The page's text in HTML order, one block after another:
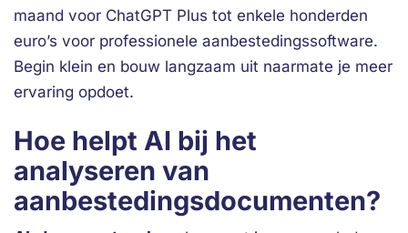
maand voor ChatGPT Plus tot enkele honderden
euro’s voor professionele aanbestedingssoftware.
Begin klein en bouw langzaam uit naarmate je meer
ervaring opdoet.
Hoe helpt AI bij het
analyseren van
aanbestedingsdocumenten?